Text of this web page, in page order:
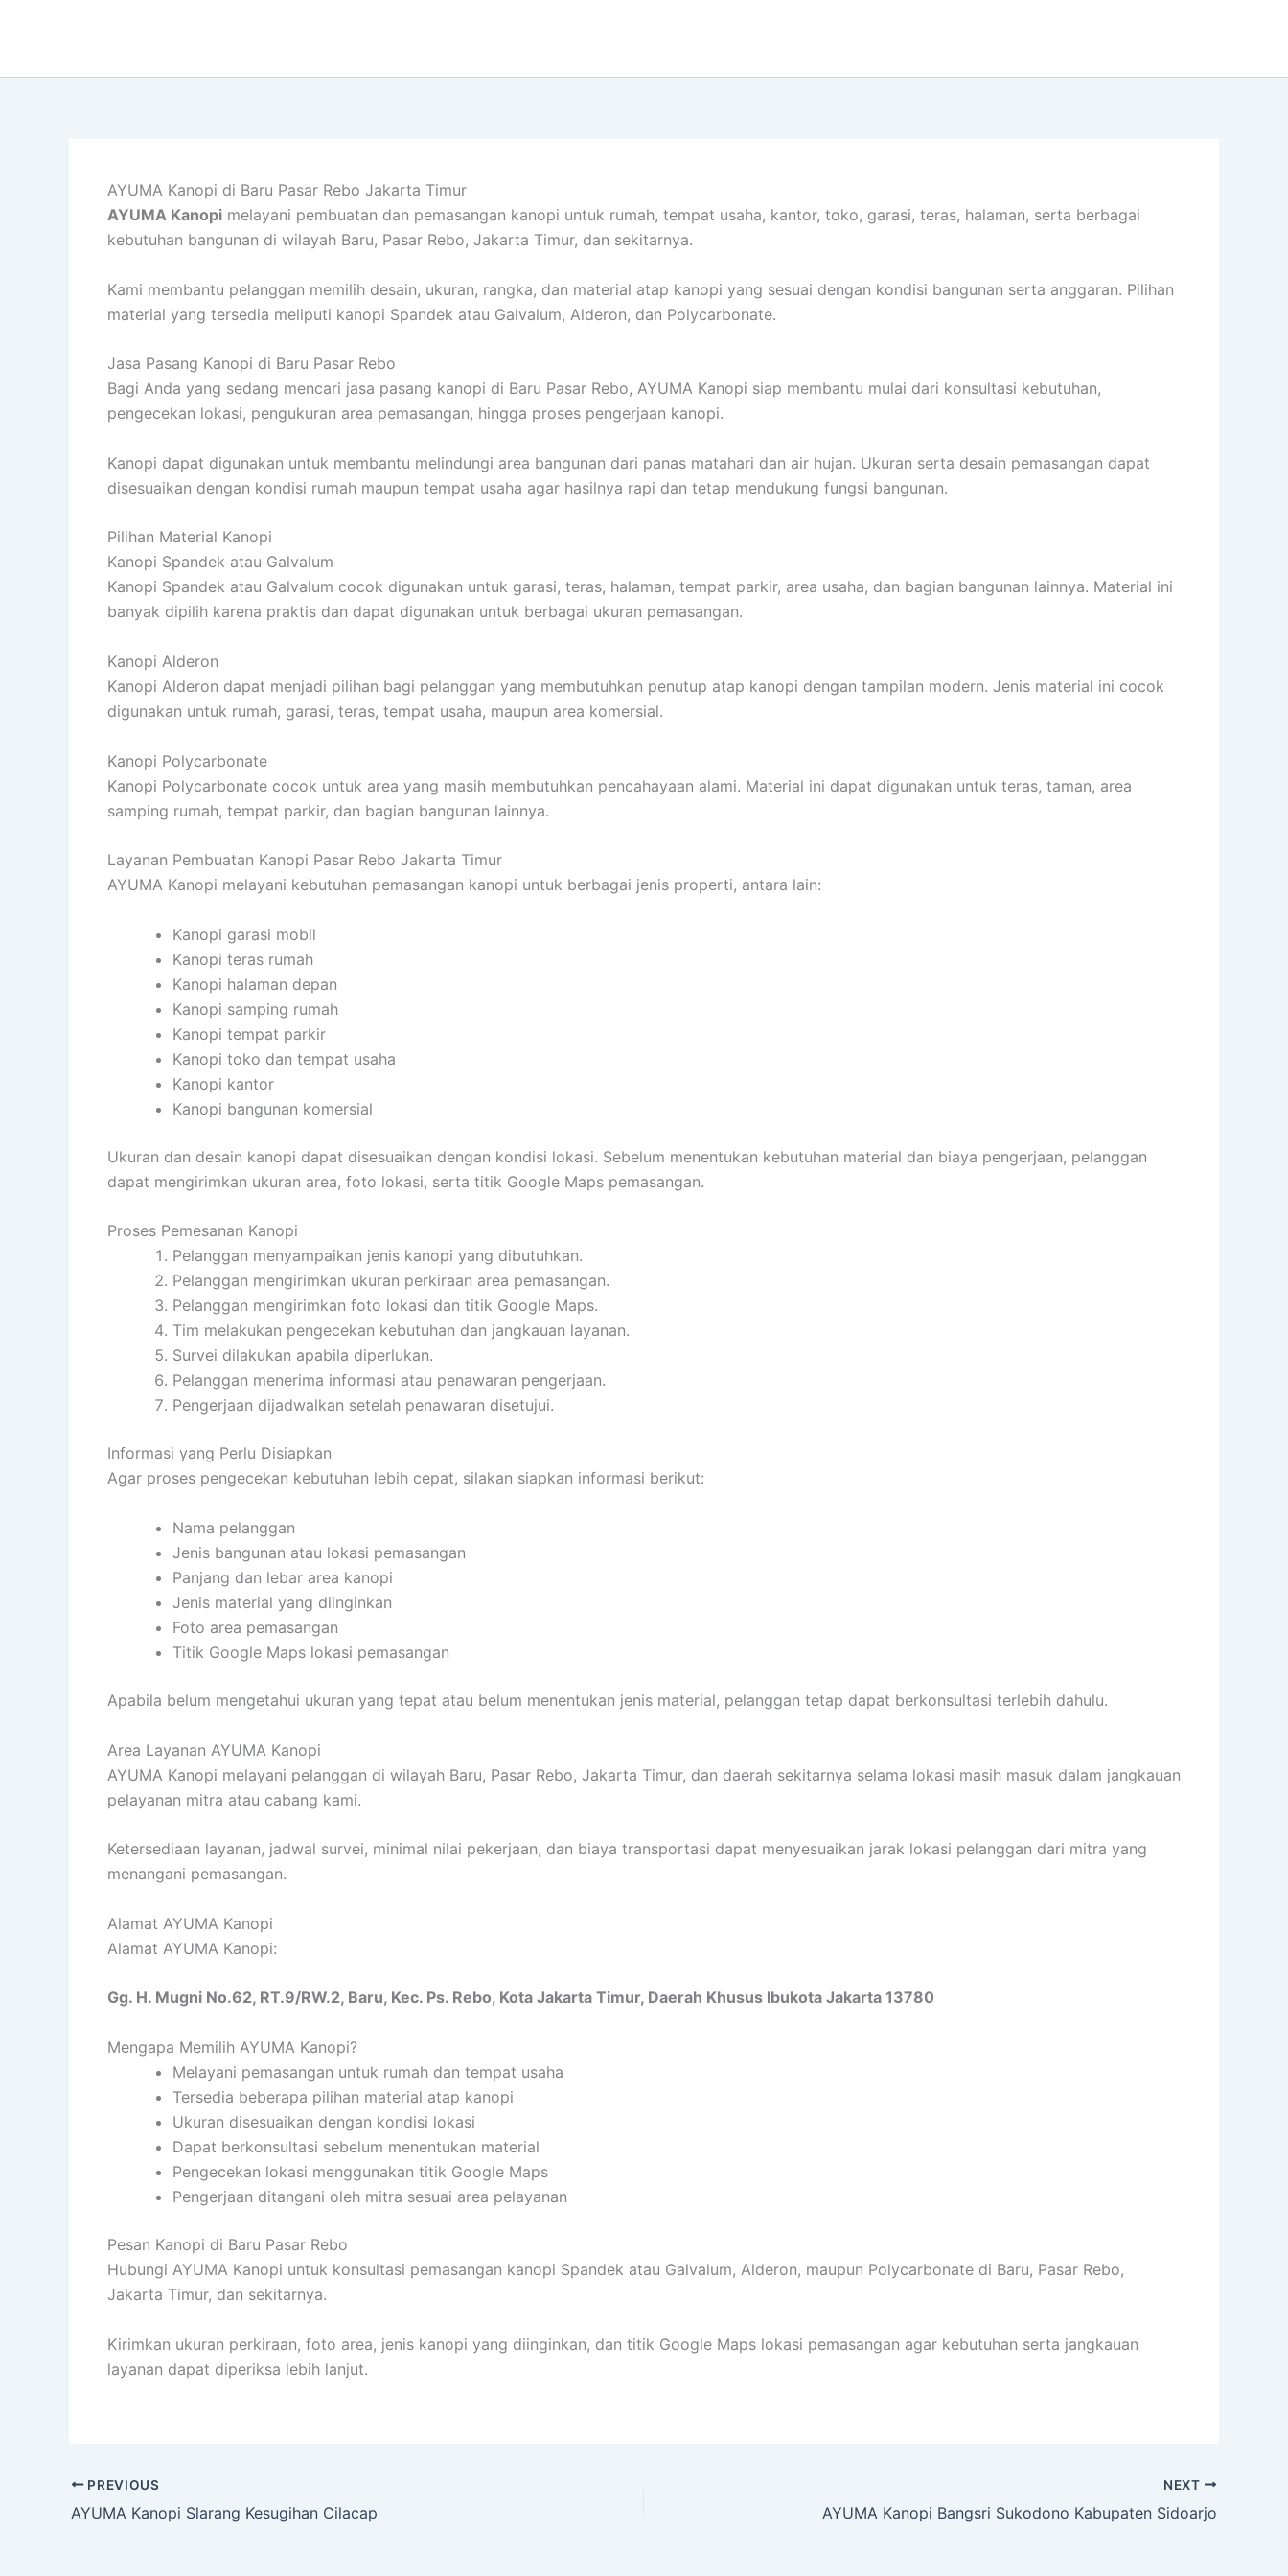
AYUMA Kanopi di Baru Pasar Rebo Jakarta Timur
AYUMA Kanopi melayani pembuatan dan pemasangan kanopi untuk rumah, tempat usaha, kantor, toko, garasi, teras, halaman, serta berbagai
kebutuhan bangunan di wilayah Baru, Pasar Rebo, Jakarta Timur, dan sekitarnya.
Kami membantu pelanggan memilih desain, ukuran, rangka, dan material atap kanopi yang sesuai dengan kondisi bangunan serta anggaran. Pilihan
material yang tersedia meliputi kanopi Spandek atau Galvalum, Alderon, dan Polycarbonate.
Jasa Pasang Kanopi di Baru Pasar Rebo
Bagi Anda yang sedang mencari jasa pasang kanopi di Baru Pasar Rebo, AYUMA Kanopi siap membantu mulai dari konsultasi kebutuhan,
pengecekan lokasi, pengukuran area pemasangan, hingga proses pengerjaan kanopi.
Kanopi dapat digunakan untuk membantu melindungi area bangunan dari panas matahari dan air hujan. Ukuran serta desain pemasangan dapat
disesuaikan dengan kondisi rumah maupun tempat usaha agar hasilnya rapi dan tetap mendukung fungsi bangunan.
Pilihan Material Kanopi
Kanopi Spandek atau Galvalum
Kanopi Spandek atau Galvalum cocok digunakan untuk garasi, teras, halaman, tempat parkir, area usaha, dan bagian bangunan lainnya. Material ini
banyak dipilih karena praktis dan dapat digunakan untuk berbagai ukuran pemasangan.
Kanopi Alderon
Kanopi Alderon dapat menjadi pilihan bagi pelanggan yang membutuhkan penutup atap kanopi dengan tampilan modern. Jenis material ini cocok
digunakan untuk rumah, garasi, teras, tempat usaha, maupun area komersial.
Kanopi Polycarbonate
Kanopi Polycarbonate cocok untuk area yang masih membutuhkan pencahayaan alami. Material ini dapat digunakan untuk teras, taman, area
samping rumah, tempat parkir, dan bagian bangunan lainnya.
Layanan Pembuatan Kanopi Pasar Rebo Jakarta Timur
AYUMA Kanopi melayani kebutuhan pemasangan kanopi untuk berbagai jenis properti, antara lain:
Kanopi garasi mobil
Kanopi teras rumah
Kanopi halaman depan
Kanopi samping rumah
Kanopi tempat parkir
Kanopi toko dan tempat usaha
Kanopi kantor
Kanopi bangunan komersial
Ukuran dan desain kanopi dapat disesuaikan dengan kondisi lokasi. Sebelum menentukan kebutuhan material dan biaya pengerjaan, pelanggan
dapat mengirimkan ukuran area, foto lokasi, serta titik Google Maps pemasangan.
Proses Pemesanan Kanopi
Pelanggan menyampaikan jenis kanopi yang dibutuhkan.
Pelanggan mengirimkan ukuran perkiraan area pemasangan.
Pelanggan mengirimkan foto lokasi dan titik Google Maps.
Tim melakukan pengecekan kebutuhan dan jangkauan layanan.
Survei dilakukan apabila diperlukan.
Pelanggan menerima informasi atau penawaran pengerjaan.
Pengerjaan dijadwalkan setelah penawaran disetujui.
Informasi yang Perlu Disiapkan
Agar proses pengecekan kebutuhan lebih cepat, silakan siapkan informasi berikut:
Nama pelanggan
Jenis bangunan atau lokasi pemasangan
Panjang dan lebar area kanopi
Jenis material yang diinginkan
Foto area pemasangan
Titik Google Maps lokasi pemasangan
Apabila belum mengetahui ukuran yang tepat atau belum menentukan jenis material, pelanggan tetap dapat berkonsultasi terlebih dahulu.
Area Layanan AYUMA Kanopi
AYUMA Kanopi melayani pelanggan di wilayah Baru, Pasar Rebo, Jakarta Timur, dan daerah sekitarnya selama lokasi masih masuk dalam jangkauan
pelayanan mitra atau cabang kami.
Ketersediaan layanan, jadwal survei, minimal nilai pekerjaan, dan biaya transportasi dapat menyesuaikan jarak lokasi pelanggan dari mitra yang
menangani pemasangan.
Alamat AYUMA Kanopi
Alamat AYUMA Kanopi:
Gg. H. Mugni No.62, RT.9/RW.2, Baru, Kec. Ps. Rebo, Kota Jakarta Timur, Daerah Khusus Ibukota Jakarta 13780
Mengapa Memilih AYUMA Kanopi?
Melayani pemasangan untuk rumah dan tempat usaha
Tersedia beberapa pilihan material atap kanopi
Ukuran disesuaikan dengan kondisi lokasi
Dapat berkonsultasi sebelum menentukan material
Pengecekan lokasi menggunakan titik Google Maps
Pengerjaan ditangani oleh mitra sesuai area pelayanan
Pesan Kanopi di Baru Pasar Rebo
Hubungi AYUMA Kanopi untuk konsultasi pemasangan kanopi Spandek atau Galvalum, Alderon, maupun Polycarbonate di Baru, Pasar Rebo,
Jakarta Timur, dan sekitarnya.
Kirimkan ukuran perkiraan, foto area, jenis kanopi yang diinginkan, dan titik Google Maps lokasi pemasangan agar kebutuhan serta jangkauan
layanan dapat diperiksa lebih lanjut.
PREVIOUS
AYUMA Kanopi Slarang Kesugihan Cilacap
NEXT
AYUMA Kanopi Bangsri Sukodono Kabupaten Sidoarjo